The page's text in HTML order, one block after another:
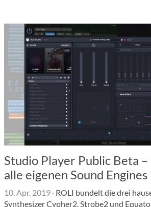
Studio Player Public Beta
alle eigenen Sound
10. Apr. 2019 · ROLI bundelt die drei
Synthesizer Cypher2, Strobe2 und